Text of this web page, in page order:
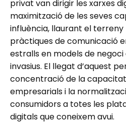
privat van dirigir les xarxes
maximització de les seves
influència, llaurant el
pràctiques de comunicació
estralls en models de
invasius. El llegat d’aquest
concentració de la
empresarials i la
consumidors a totes les
digitals que coneixem avui.